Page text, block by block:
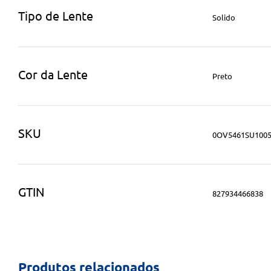
Tipo de Lente Solido
Cor da Lente Preto
SKU
GTIN 827934466838
Produtos relacionados